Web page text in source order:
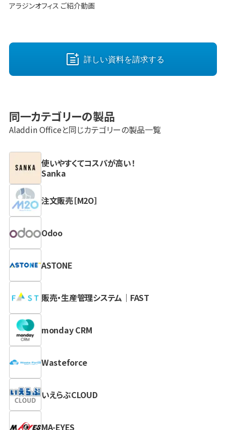
アラジンオフィス ご紹介動画
詳しい資料を請求する
同一カテゴリーの製品
Aladdin Officeと同じカテゴリーの製品一覧
使いやすくてコスパが高い！
Sanka
注文販売［M2O］
Odoo
ASTONE
販売・生産管理システム｜FAST
monday CRM
Wasteforce
いえらぶCLOUD
MA-EYES